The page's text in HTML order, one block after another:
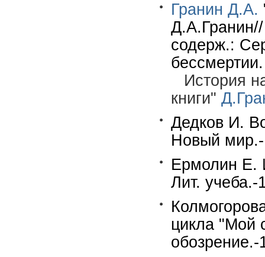
Гранин Д.А.
содерж.:
бессмертии.
История
книги"
Дедков И.
Новый
Ермолин Е.
Лит.
цикла "Мой